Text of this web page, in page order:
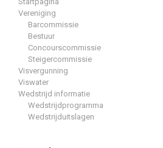
Vereniging
Barcommissie
Bestuur
Concourscommissie
Steigercommissie
Visvergunning
Viswater
Wedstrijd informatie
Wedstrijdprogramma
Wedstrijduitslagen